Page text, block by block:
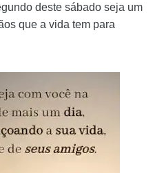
deste sábado seja um
que a vida tem para